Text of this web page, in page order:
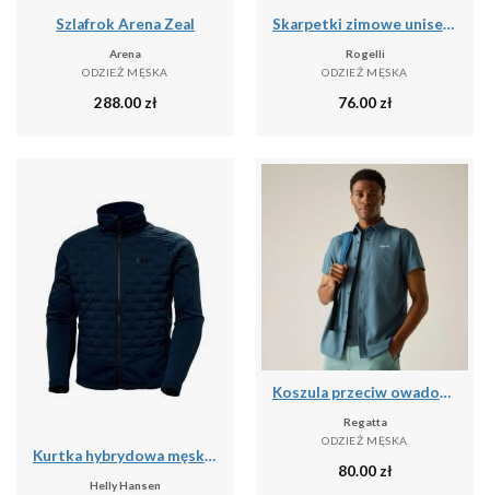
Szlafrok Arena Zeal
Arena
ODZIEŻ MĘSKA
288.00 zł
Skarpetki zimowe unisex Rogelli Merino z owczej wełny 2-pack
Rogelli
ODZIEŻ MĘSKA
76.00 zł
Kurtka hybrydowa męska Helly Hansen HP Hybrid Stretch Insulator
Helly Hansen
Koszula przeciw owadom Regatta Travel Light
Regatta
ODZIEŻ MĘSKA
80.00 zł